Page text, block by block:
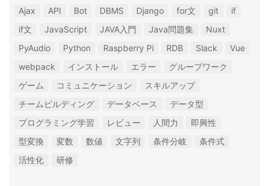
Ajax API Bot DBMS Django for文 git
if
if文
JavaScript JAVA入門 Java問題集
Nuxt
PyAudio
Python Raspberry Pi RDB Slack
Vue
webpack
インストール エラー
グループワーク
ゲーム
コミュニケーション
スキルアップ
チームビルディング
データベース
データ型
プログラミング学習
レビュー 人間力
即興性
型変換
変数 数値 文字列 条件分岐
条件式
活性化
研修